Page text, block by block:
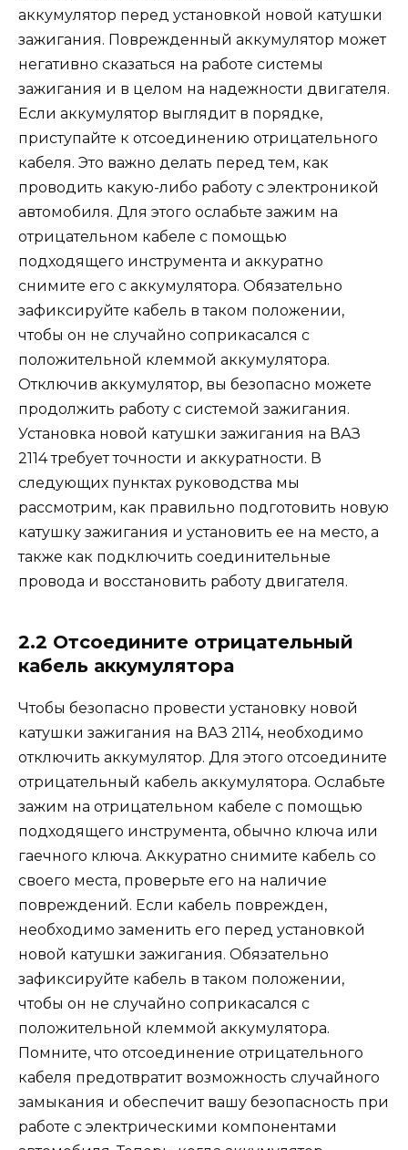
аккумулятор перед установкой новой катушки
зажигания. Поврежденный аккумулятор может
негативно сказаться на работе системы
зажигания и в целом на надежности двигателя.
Если аккумулятор выглядит в порядке,
приступайте к отсоединению отрицательного
кабеля. Это важно делать перед тем, как
проводить какую-либо работу с электроникой
автомобиля. Для этого ослабьте зажим на
отрицательном кабеле с помощью
подходящего инструмента и аккуратно
снимите его с аккумулятора. Обязательно
зафиксируйте кабель в таком положении,
чтобы он не случайно соприкасался с
положительной клеммой аккумулятора.
Отключив аккумулятор, вы безопасно можете
продолжить работу с системой зажигания.
Установка новой катушки зажигания на ВАЗ
2114 требует точности и аккуратности. В
следующих пунктах руководства мы
рассмотрим, как правильно подготовить новую
катушку зажигания и установить ее на место, а
также как подключить соединительные
провода и восстановить работу двигателя.
2.2 Отсоедините отрицательный
кабель аккумулятора
Чтобы безопасно провести установку новой
катушки зажигания на ВАЗ 2114, необходимо
отключить аккумулятор. Для этого отсоедините
отрицательный кабель аккумулятора. Ослабьте
зажим на отрицательном кабеле с помощью
подходящего инструмента, обычно ключа или
гаечного ключа. Аккуратно снимите кабель со
своего места, проверьте его на наличие
повреждений. Если кабель поврежден,
необходимо заменить его перед установкой
новой катушки зажигания. Обязательно
зафиксируйте кабель в таком положении,
чтобы он не случайно соприкасался с
положительной клеммой аккумулятора.
Помните, что отсоединение отрицательного
кабеля предотвратит возможность случайного
замыкания и обеспечит вашу безопасность при
работе с электрическими компонентами